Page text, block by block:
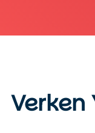
Verken